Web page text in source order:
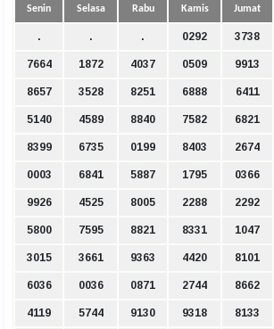
Senin Selasa Rabu Kamis Jumat
. . . 0292 3738
7664 1872 4037 0509 9913
8657 3528 8251 6888 6411
5140 4589 8840 7582 6821
8399 6735 0199 8403 2674
0003 6841 5887 1795 0366
9926 4525 8005 2288 2292
5800 7595 8821 8331 1047
3015 3661 9363 4420 8101
6036 0036 0871 2744 8662
4119 5744 9130 9318 8133